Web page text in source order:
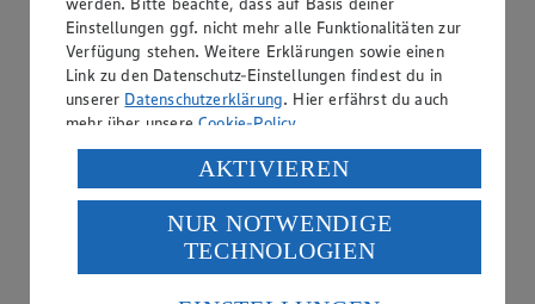
Bargeldauszahlung
Einstellungen ggf. nicht mehr alle Funktionalitäten zur
Verfügung stehen. Weitere Erklärungen sowie einen
Link zu den Datenschutz-Einstellungen findest du in
unserer Datenschutzerklärung. Hier erfährst du auch
mehr über unsereCookie-Policy.
Verarbeitung deiner personenbezogenen Daten in den
USA durch Facebook und YouTube:
Wenn du auf „Aktivieren“ klickst, willigst du im Sinne
des Art. 49 Abs. 1 Satz 1 lit. a) DSGVO ein, dass deine
Daten in den USA verarbeitet werden. Der EuGH sieht
die USA als Land mit einem nach europäischen
AKTIVIEREN
NUR NOTWENDIGE
TECHNOLOGIEN